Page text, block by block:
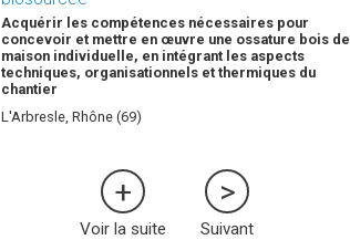
Acquérir les compétences nécessaires pour
concevoir et mettre en œuvre une ossature bois de
maison individuelle, en intégrant les aspects
techniques, organisationnels et thermiques du
chantier
L'Arbresle, Rhône (69)
Voir la suite Suivant